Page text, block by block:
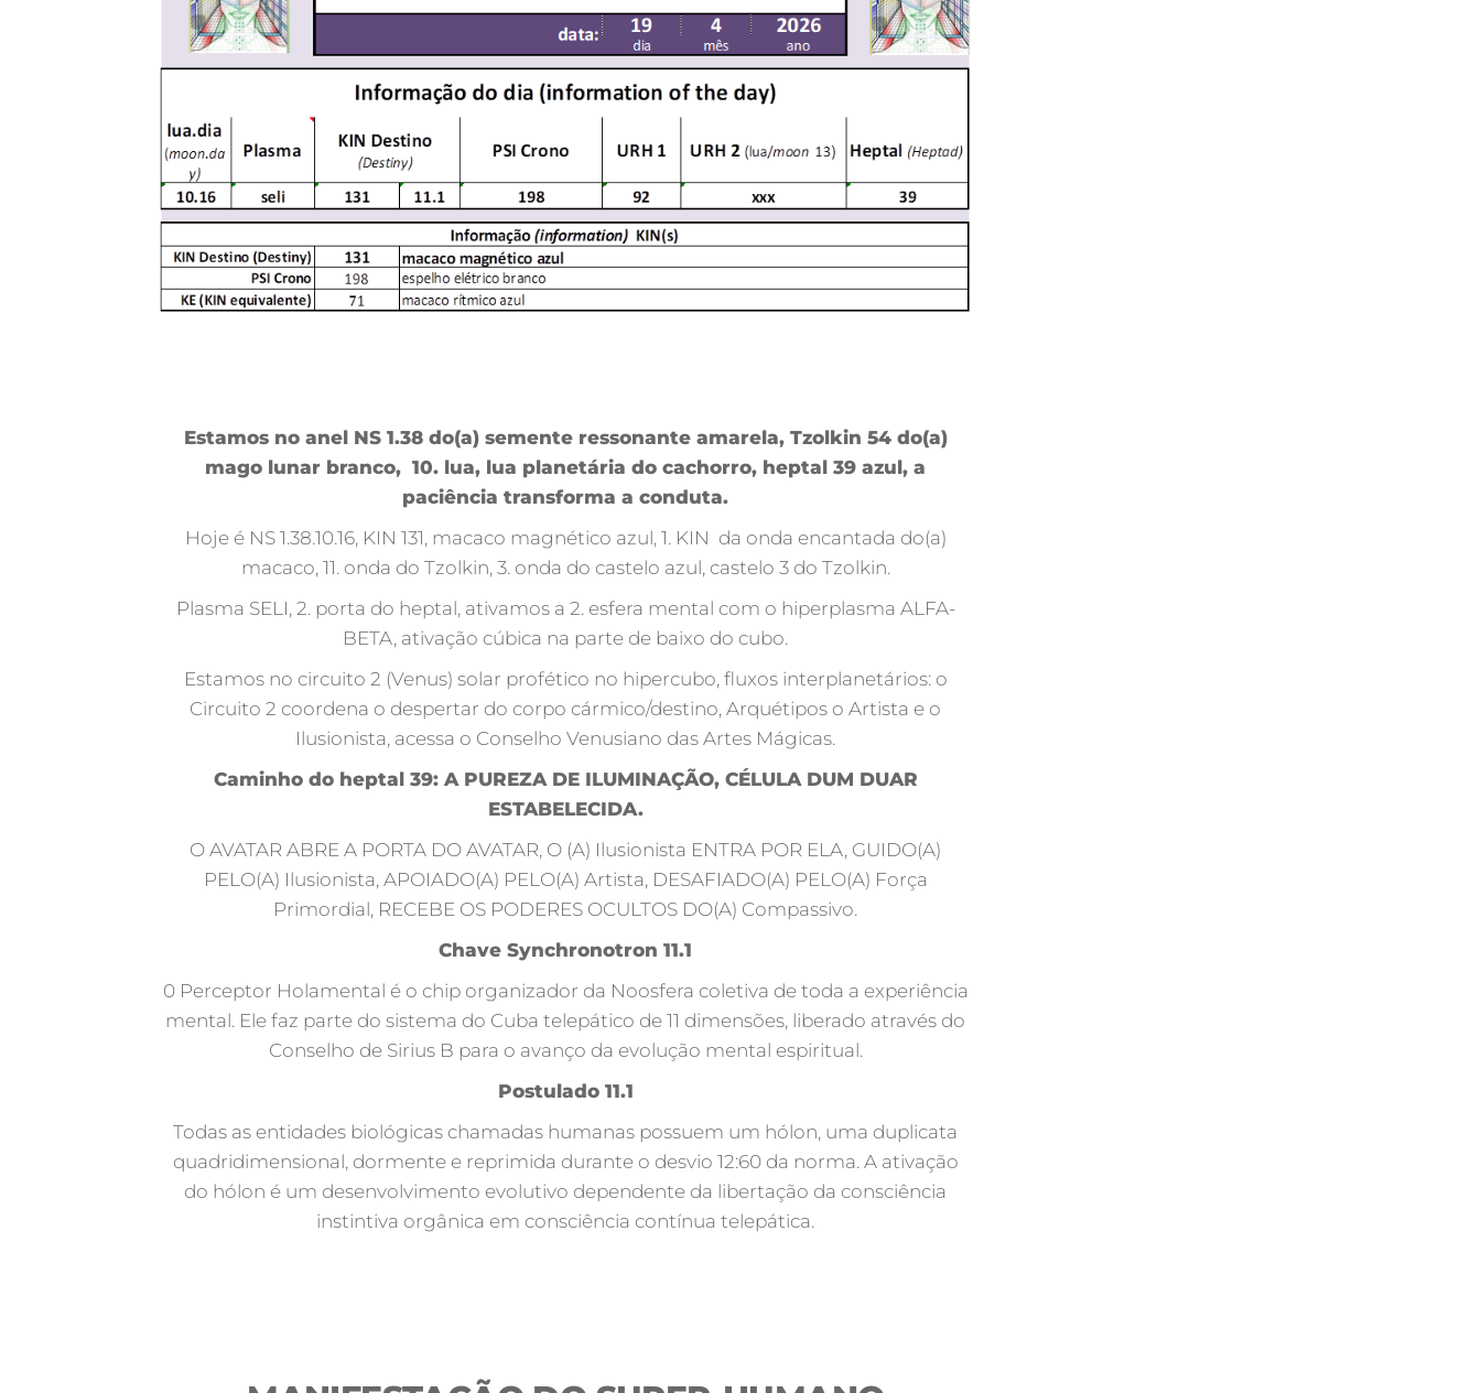
Estamos no anel NS 1.38 do(a) semente ressonante amarela, Tzolkin 54 do(a)
mago lunar branco, 10. lua, lua planetária do cachorro, heptal 39 azul, a
paciência transforma a conduta.
Hoje é NS 1.38.10.16, KIN 131, macaco magnético azul, 1. KIN da onda encantada do(a)
macaco, 11. onda do Tzolkin, 3. onda do castelo azul, castelo 3 do Tzolkin.
Plasma SELI, 2. porta do heptal, ativamos a 2. esfera mental com o hiperplasma ALFA-
BETA, ativação cúbica na parte de baixo do cubo.
Estamos no circuito 2 (Venus) solar profético no hipercubo, fluxos interplanetários: o
Circuito 2 coordena o despertar do corpo cármico/destino, Arquétipos o Artista e o
Ilusionista, acessa o Conselho Venusiano das Artes Mágicas.
Caminho do heptal 39: A PUREZA DE ILUMINAÇÃO, CÉLULA DUM DUAR
ESTABELECIDA.
O AVATAR ABRE A PORTA DO AVATAR, O (A) Ilusionista ENTRA POR ELA, GUIDO(A)
PELO(A) Ilusionista, APOIADO(A) PELO(A) Artista, DESAFIADO(A) PELO(A) Força
Primordial, RECEBE OS PODERES OCULTOS DO(A) Compassivo.
Chave Synchronotron 11.1
0 Perceptor Holamental é o chip organizador da Noosfera coletiva de toda a experiência
mental. Ele faz parte do sistema do Cuba telepático de 11 dimensões, liberado através do
Conselho de Sirius B para o avanço da evolução mental espiritual.
Postulado 11.1
Todas as entidades biológicas chamadas humanas possuem um hólon, uma duplicata
quadridimensional, dormente e reprimida durante o desvio 12:60 da norma. A ativação
do hólon é um desenvolvimento evolutivo dependente da libertação da consciência
instintiva orgânica em consciência contínua telepática.